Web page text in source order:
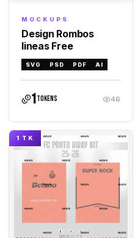
MOCKUPS
Design Rombos
lineas Free
SVG PSD PDF AI
1tokens 46
1 TK